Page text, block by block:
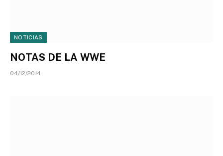
NOTICIAS
NOTAS DE LA WWE
04/12/2014